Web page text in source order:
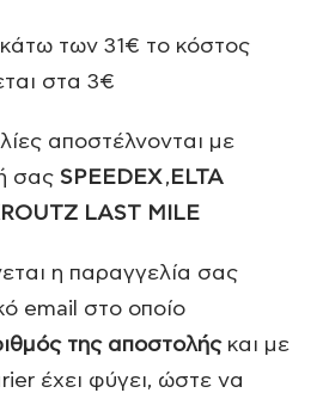
των 31€ το κόστος
στα 3€
αποστέλνονται με
σας SPEEDEX, ELTA
LAST MILE
η παραγγελία σας
email στο οποίο
της αποστολήςκαι με
έχει φύγει, ώστε να